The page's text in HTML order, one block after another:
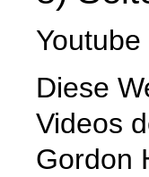
Youtube
Diese
Videos
Gordon